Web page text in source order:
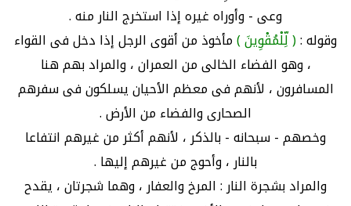
وعى - وأوراه غيره إذا استخرج النار منه .
وقوله :( لِّلْمُقْوِينَ )مأخوذ من أقوى الرجل إذا دخل فى القواء
، وهو الفضاء الخالى من العمران ، والمراد بهم هنا
المسافرون ، لأنهم فى معظم الأحيان يسلكون فى سفرهم
الصحارى والفضاء من الأرض .
وخصهم - سبحانه - بالذكر ، لأنهم أكثر من غيرهم انتفاعا
بالنار ، وأحوج من غيرهم إليها .
والمراد بشجرة النار : المرخ والعفار ، وهما شجرتان ، يقدح